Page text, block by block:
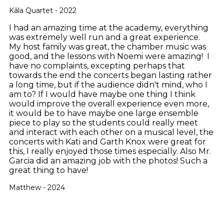
Kâla Quartet - 2022
I had an amazing time at the academy, everything
was extremely well run and a great experience.
My host family was great, the chamber music was
good, and the lessons with Noemi were amazing! I
have no complaints, excepting perhaps that
towards the end the concerts began lasting rather
a long time, but if the audience didn't mind, who I
am to? If I would have maybe one thing I think
would improve the overall experience even more,
it would be to have maybe one large ensemble
piece to play so the students could really meet
and interact with each other on a musical level, the
concerts with Kati and Garth Knox were great for
this, I really enjoyed those times especially. Also Mr.
Garcia did an amazing job with the photos! Such a
great thing to have!
Matthew - 2024